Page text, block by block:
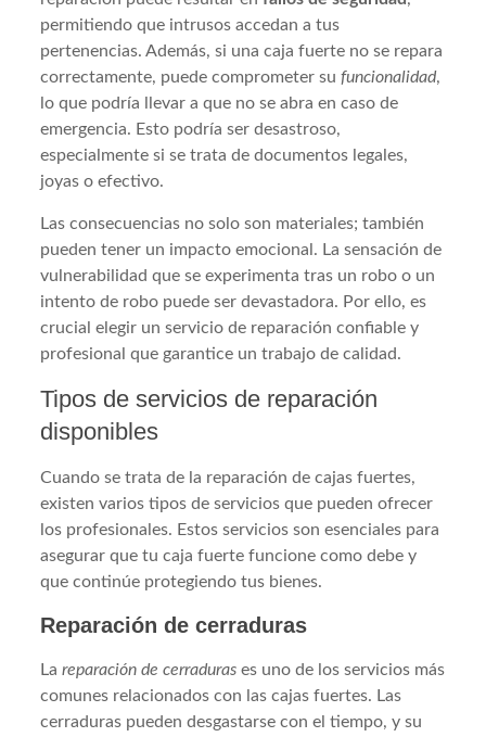
permitiendo que intrusos accedan a tus
pertenencias. Además, si una caja fuerte no se repara
correctamente, puede comprometer sufuncionalidad,
lo que podría llevar a que no se abra en caso de
emergencia. Esto podría ser desastroso,
especialmente si se trata de documentos legales,
joyas o efectivo.
Las consecuencias no solo son materiales; también
pueden tener un impacto emocional. La sensación de
vulnerabilidad que se experimenta tras un robo o un
intento de robo puede ser devastadora. Por ello, es
crucial elegir un servicio de reparación confiable y
profesional que garantice un trabajo de calidad.
Tipos de servicios de reparación
disponibles
Cuando se trata de la reparación de cajas fuertes,
existen varios tipos de servicios que pueden ofrecer
los profesionales. Estos servicios son esenciales para
asegurar que tu caja fuerte funcione como debe y
que continúe protegiendo tus bienes.
Reparación de cerraduras
Lareparación de cerraduras es uno de los servicios más
comunes relacionados con las cajas fuertes. Las
cerraduras pueden desgastarse con el tiempo, y su